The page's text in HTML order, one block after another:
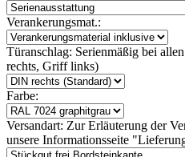
Verankerungsmat.:
Türanschlag: Serienmäßig bei
rechts, Griff links)
Farbe:
Versandart: Zur Erläuterung der
unsere Informationsseite